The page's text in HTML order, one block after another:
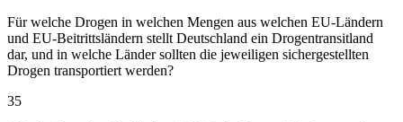
Für welche Drogen in welchen Mengen aus welchen EU-Ländern
und EU-Beitrittsländern stellt Deutschland ein Drogentransitland
dar, und in welche Länder sollten die jeweiligen sichergestellten
Drogen transportiert werden?
35